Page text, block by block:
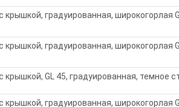
крышкой, градуированная, широкогорлая
крышкой, градуированная, широкогорлая
крышкой, GL 45, градуированная, темное
крышкой, градуированная, широкогорлая